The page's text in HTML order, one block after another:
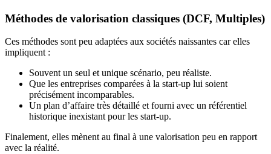
Méthodes de valorisation classiques (DCF, Multiples)
Ces méthodes sont peu adaptées aux sociétés naissantes car elles
impliquent :
Souvent un seul et unique scénario, peu réaliste.
Que les entreprises comparées à la start-up lui soient
précisément incomparables.
Un plan d’affaire très détaillé et fourni avec un référentiel
historique inexistant pour les start-up.
Finalement, elles mènent au final à une valorisation peu en rapport
avec la réalité.